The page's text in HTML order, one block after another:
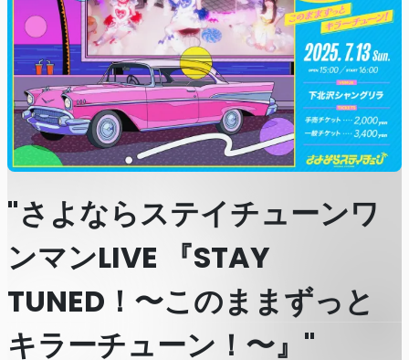
"さよならステイチューンワ
ンマンLIVE 『STAY
TUNED！〜このままずっと
キラーチューン！〜』"